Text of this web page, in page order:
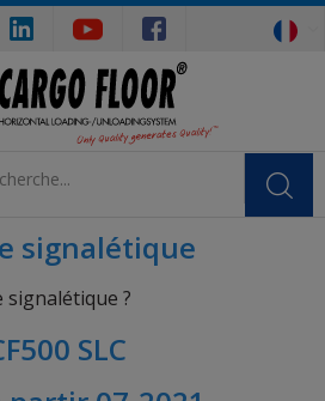
signalétique
signalétique ?
SLC